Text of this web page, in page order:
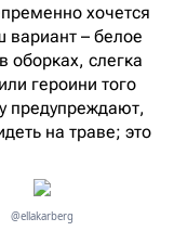
хочется
вариант – белое
оборках, слегка
героини того
предупреждают,
на траве; это
@ellakarberg